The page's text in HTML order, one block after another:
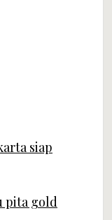
siap
pita gold